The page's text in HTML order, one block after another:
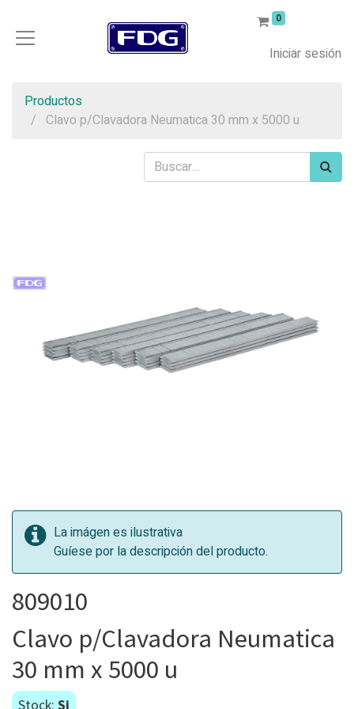
0
Iniciar sesión
Productos
Clavo p/Clavadora Neumatica 30 mm x 5000 u
La imágen es ilustrativa
Guíese por la descripción del producto.
809010
Clavo p/Clavadora Neumatica
30 mm x 5000 u
Stock: Si